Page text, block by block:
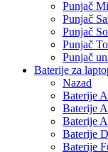
Punjač
Punjač
Punjač
Punjač
Punjač
Baterije za
Nazad
Baterije
Baterije
Baterije
Baterije
Baterije